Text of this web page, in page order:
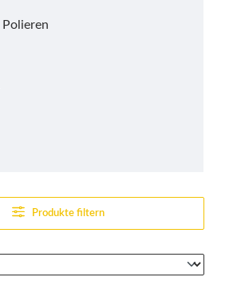
Polieren
Produkte filtern